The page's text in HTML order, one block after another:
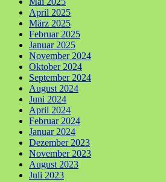
April 2025
März 2025
Februar 2025
Januar 2025
November 2024
Oktober 2024
September 2024
August 2024
Juni 2024
April 2024
Februar 2024
Januar 2024
Dezember 2023
November 2023
August 2023
Juli 2023